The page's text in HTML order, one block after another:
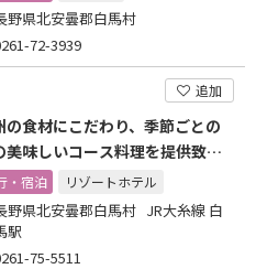
野県北安曇郡白馬村
72-3939
追加
の食材にこだわり、季節ごとの
美味しいコース料理を提供致し
。
・宿泊 リゾートホテル
野県北安曇郡白馬村 JR大糸線 白
駅
75-5511